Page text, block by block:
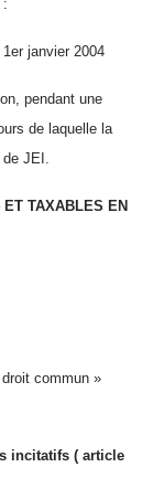
:
janvier 2004
pendant une
de laquelle la
JEI.
ET TAXABLES EN
commun »
incitatifs ( article